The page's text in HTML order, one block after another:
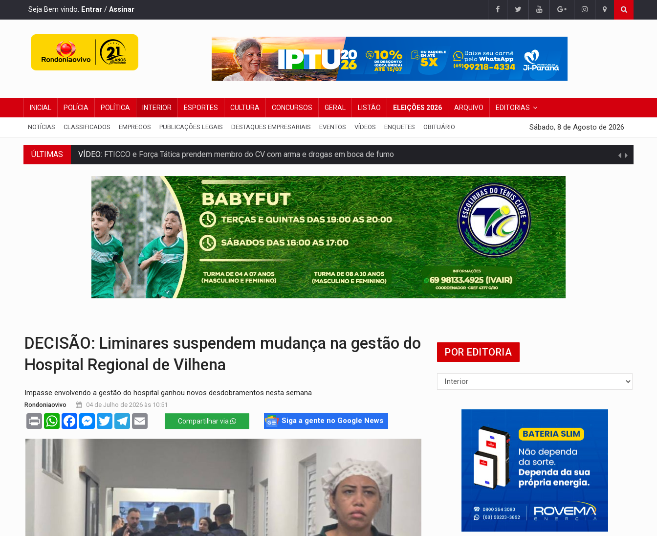
Seja Bem vindo. Entrar / Assinar
INICIAL POLÍCIA POLÍTICA INTERIOR ESPORTES CULTURA CONCURSOS GERAL LISTÃO ELEIÇÕES 2026 ARQUIVO EDITORIAS
NOTÍCIAS CLASSIFICADOS EMPREGOS PUBLICAÇÕES LEGAIS DESTAQUES EMPRESARIAIS EVENTOS VÍDEOS ENQUETES OBITUÁRIO Sábado, 8 de Agosto de 2026
ÚLTIMAS VÍDEO: FTICCO e Força Tática prendem membro do CV com arma e drogas em boca de fumo
INCLUSÃO:Prefeitura fortalece parceria com a APAE para ampliar ações voltadas a PCD's
DEFESA:Exército testa inovações no combate a drones durante exercício antiaéreo
TEMAS SOCIOAMBIENTAIS:Em Itapuã do Oeste, CINEMAZÔNIA leva cinema amazônico a estudantes na escola
PREVISÃO:Interior de Rondônia terá sábado (8) de calor intenso e tempo firme
INFRAESTRUTURA:Após quase 30 anos de espera, asfalto chega ao bairro Nova Esperança
A ILHA:Coreografia de Rondônia estreia na programação do Festival de Dança de Joinville
ELEIÇÕES 2026: Sgt. Mouza esclarece 'erro de digitação' em declaração de patrimônio de R$ 29 mi
DECISÃO: Liminares suspendem mudança na gestão do
Hospital Regional de Vilhena
Impasse envolvendo a gestão do hospital ganhou novos desdobramentos nesta semana
Rondoniaovivo 04 de Julho de 2026 às 10:51
Print WhatsAppFacebookMessenger
TwitterTelegram Compartilhar via Siga a gente no Google News
POR EDITORIA